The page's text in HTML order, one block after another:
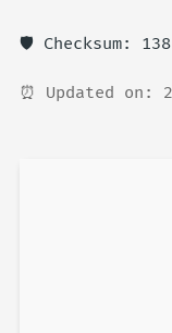
🛡️ Checksum:
⏰ Updated on: